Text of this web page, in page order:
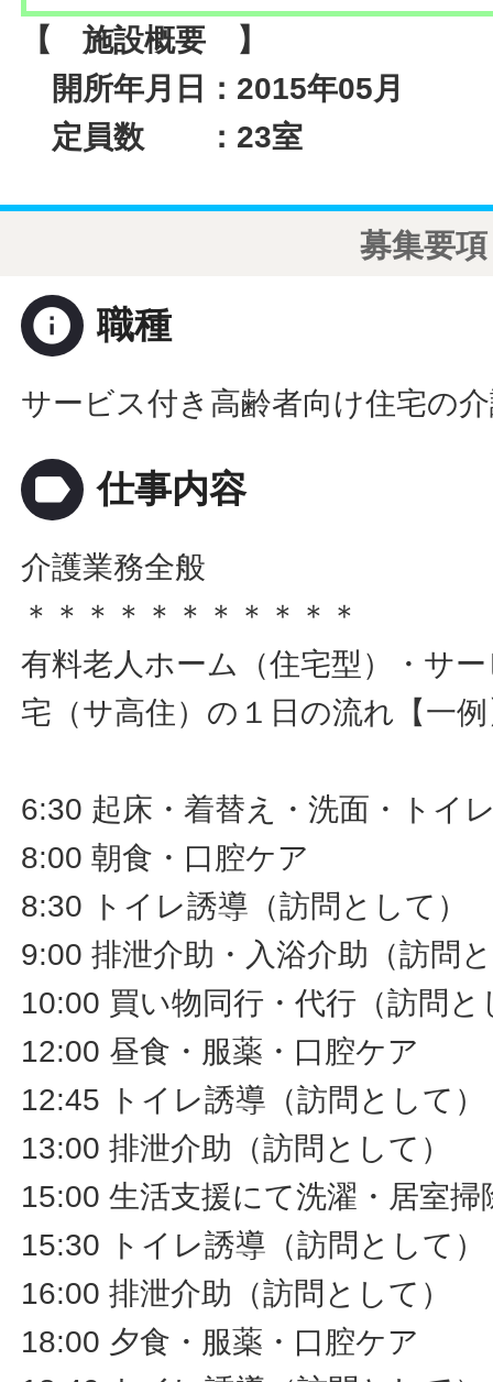
【 施設概要 】
開所年月日：2015年05月
定員数 ：23室
募集要項
info 職種
サービス付き高齢者向け住宅の
label 仕事内容
介護業務全般
＊＊＊＊＊＊＊＊＊＊＊
有料老人ホーム（住宅型）・サ
宅（サ高住）の１日の流れ【一
6:30 起床・着替え・洗面・トイ
8:00 朝食・口腔ケア
8:30 トイレ誘導（訪問として）
9:00 排泄介助・入浴介助（訪問
10:00 買い物同行・代行（訪問と
12:00 昼食・服薬・口腔ケア
12:45 トイレ誘導（訪問として）
13:00 排泄介助（訪問として）
15:00 生活支援にて洗濯・居室
15:30 トイレ誘導（訪問として）
16:00 排泄介助（訪問として）
18:00 夕食・服薬・口腔ケア